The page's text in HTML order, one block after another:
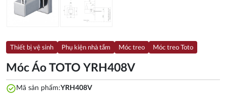
Thiết bị vệ sinh Phụ kiện nhà tắm Móc treo Móc treo Toto
Móc Áo TOTO YRH408V
check_circle Mã sản phẩm:YRH408V